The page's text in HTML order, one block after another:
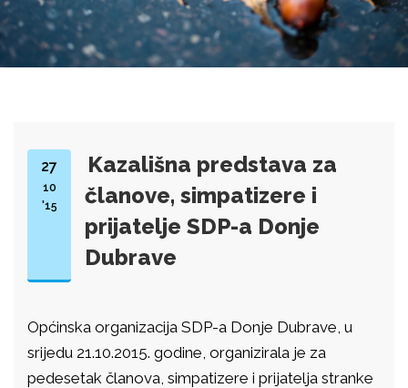
27
10
'15
Kazališna predstava za
članove, simpatizere i
prijatelje SDP-a Donje
Dubrave
Općinska organizacija SDP-a Donje Dubrave, u
srijedu 21.10.2015. godine, organizirala je za
pedesetak članova, simpatizere i prijatelja stranke